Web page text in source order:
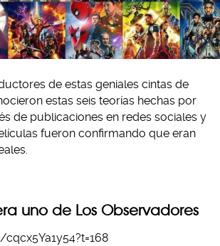
de estas geniales cintas de
estas seis teorías hechas por
de publicaciones en redes sociales y
fueron confirmando que eran
uno de Los Observadores